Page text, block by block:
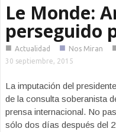
Le Monde:
perseguido
■ Actualidad ■ Nos Miran
30 septiembre, 2015
La imputación del
de la consulta soberanista
prensa internacional. No
sólo dos días después del